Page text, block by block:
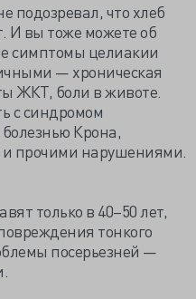
подозревал, что хлеб
И вы тоже можете об
симптомы целиакии
— хроническая
ЖКТ, боли в животе.
с синдромом
Крона,
прочими нарушениями.
только в 40–50 лет,
тонкого
посерьезней —